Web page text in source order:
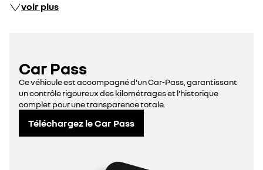
voir plus
Car Pass
Ce véhicule est accompagné d'un Car-Pass, garantissant
un contrôle rigoureux des kilométrages et l'historique
complet pour une transparence totale.
Téléchargez le Car Pass